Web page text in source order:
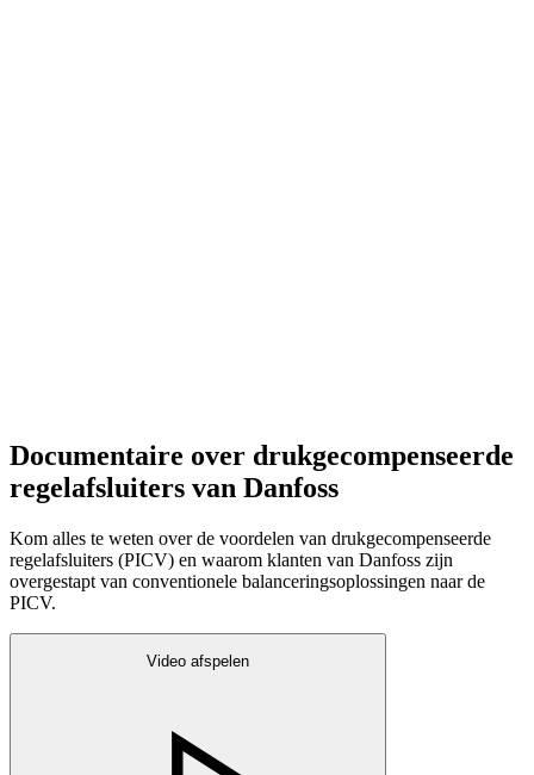
Documentaire over drukgecompenseerde
regelafsluiters van Danfoss
Kom alles te weten over de voordelen van drukgecompenseerde
regelafsluiters (PICV) en waarom klanten van Danfoss zijn
overgestapt van conventionele balanceringsoplossingen naar de
PICV.
Video afspelen